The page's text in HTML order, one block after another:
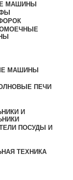
МАШИНЫ
МАШИНЫ
ПЕЧИ
И
ПОСУДЫ И
ТЕХНИКА